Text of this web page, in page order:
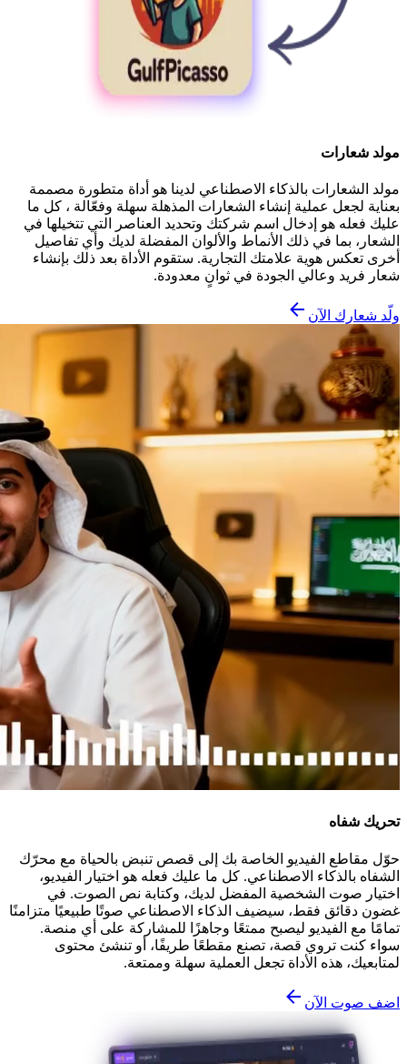
مولد شعارات
مولد الشعارات بالذكاء الاصطناعي لدينا هو أداة متطورة مصممة
بعناية لجعل عملية إنشاء الشعارات المذهلة سهلة وفعّالة ، كل ما
عليك فعله هو إدخال اسم شركتك وتحديد العناصر التي تتخيلها في
الشعار، بما في ذلك الأنماط والألوان المفضلة لديك وأي تفاصيل
أخرى تعكس هوية علامتك التجارية. ستقوم الأداة بعد ذلك بإنشاء
شعار فريد وعالي الجودة في ثوانٍ معدودة.
ولّد شعارك الآن
تحريك شفاه
حوّل مقاطع الفيديو الخاصة بك إلى قصص تنبض بالحياة مع محرّك
الشفاه بالذكاء الاصطناعي. كل ما عليك فعله هو اختيار الفيديو،
اختيار صوت الشخصية المفضل لديك، وكتابة نص الصوت. في
غضون دقائق فقط، سيضيف الذكاء الاصطناعي صوتًا طبيعيًا متزامنًا
تمامًا مع الفيديو ليصبح ممتعًا وجاهزًا للمشاركة على أي منصة.
سواء كنت تروي قصة، تصنع مقطعًا طريفًا، أو تنشئ محتوى
لمتابعيك، هذه الأداة تجعل العملية سهلة وممتعة.
اضف صوت الآن